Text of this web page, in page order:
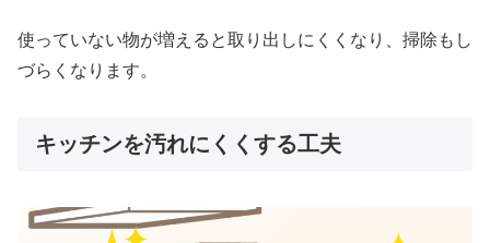
使っていない物が増えると取り出しにくくなり、掃除もし
づらくなります。
キッチンを汚れにくくする工夫